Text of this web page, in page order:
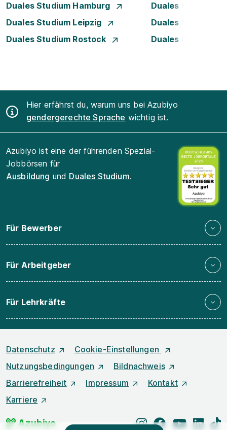
Duales Studium Hamburg
Duales Studium
Duales Studium Leipzig
Duales Studium
Duales Studium Rostock
Duales Studium
Hier erfährst du, warum uns bei Azubiyo
gendergerechte Sprache wichtig ist.
Azubiyo ist eine der führenden Spezial-
Jobbörsen für
Ausbildung und Duales Studium.
Für Bewerber
Für Arbeitgeber
Für Lehrkräfte
Datenschutz
Cookie-Einstellungen
Nutzungsbedingungen
Bildnachweis
Barrierefreiheit
Impressum
Kontakt
Karriere
instagram
facebook
youtube